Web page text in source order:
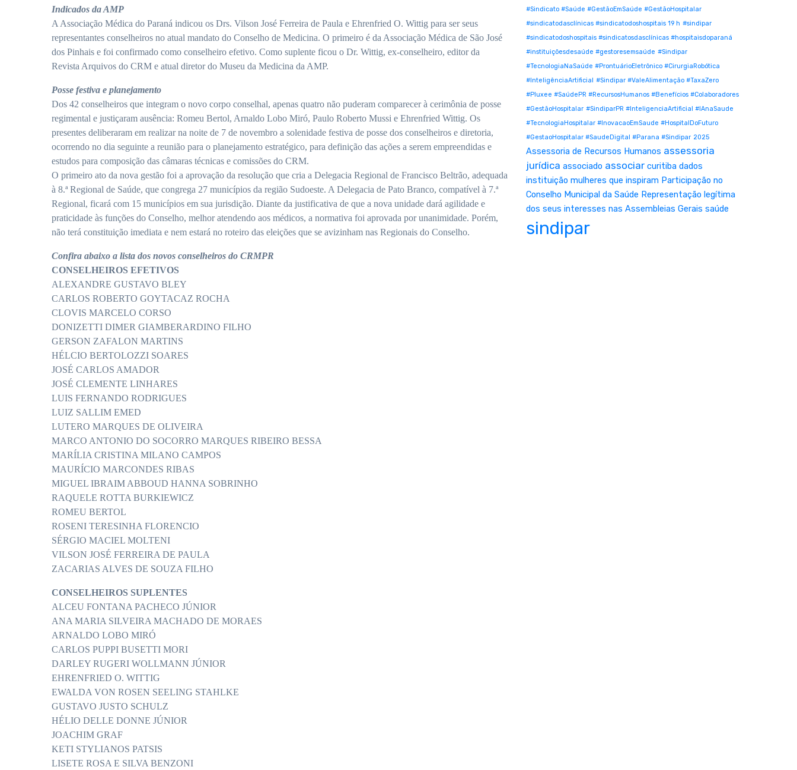
Indicados da AMP
A Associação Médica do Paraná indicou os Drs. Vilson José Ferreira de Paula e Ehrenfried O. Wittig para ser seus
representantes conselheiros no atual mandato do Conselho de Medicina. O primeiro é da Associação Médica de São José
dos Pinhais e foi confirmado como conselheiro efetivo. Como suplente ficou o Dr. Wittig, ex-conselheiro, editor da
Revista Arquivos do CRM e atual diretor do Museu da Medicina da AMP.
Posse festiva e planejamento
Dos 42 conselheiros que integram o novo corpo conselhal, apenas quatro não puderam comparecer à cerimônia de posse
regimental e justiçaram ausência: Romeu Bertol, Arnaldo Lobo Miró, Paulo Roberto Mussi e Ehrenfried Wittig. Os
presentes deliberaram em realizar na noite de 7 de novembro a solenidade festiva de posse dos conselheiros e diretoria,
ocorrendo no dia seguinte a reunião para o planejamento estratégico, para definição das ações a serem empreendidas e
estudos para composição das câmaras técnicas e comissões do CRM.
O primeiro ato da nova gestão foi a aprovação da resolução que cria a Delegacia Regional de Francisco Beltrão, adequada
à 8.ª Regional de Saúde, que congrega 27 municípios da região Sudoeste. A Delegacia de Pato Branco, compatível à 7.ª
Regional, ficará com 15 municípios em sua jurisdição. Diante da justificativa de que a nova unidade dará agilidade e
praticidade às funções do Conselho, melhor atendendo aos médicos, a normativa foi aprovada por unanimidade. Porém,
não terá constituição imediata e nem estará no roteiro das eleições que se avizinham nas Regionais do Conselho.
Confira abaixo a lista dos novos conselheiros do CRMPR
CONSELHEIROS EFETIVOS
ALEXANDRE GUSTAVO BLEY
CARLOS ROBERTO GOYTACAZ ROCHA
CLOVIS MARCELO CORSO
DONIZETTI DIMER GIAMBERARDINO FILHO
GERSON ZAFALON MARTINS
HÉLCIO BERTOLOZZI SOARES
JOSÉ CARLOS AMADOR
JOSÉ CLEMENTE LINHARES
LUIS FERNANDO RODRIGUES
LUIZ SALLIM EMED
LUTERO MARQUES DE OLIVEIRA
MARCO ANTONIO DO SOCORRO MARQUES RIBEIRO BESSA
MARÍLIA CRISTINA MILANO CAMPOS
MAURÍCIO MARCONDES RIBAS
MIGUEL IBRAIM ABBOUD HANNA SOBRINHO
RAQUELE ROTTA BURKIEWICZ
ROMEU BERTOL
ROSENI TERESINHA FLORENCIO
SÉRGIO MACIEL MOLTENI
VILSON JOSÉ FERREIRA DE PAULA
ZACARIAS ALVES DE SOUZA FILHO
CONSELHEIROS SUPLENTES
ALCEU FONTANA PACHECO JÚNIOR
ANA MARIA SILVEIRA MACHADO DE MORAES
ARNALDO LOBO MIRÓ
CARLOS PUPPI BUSETTI MORI
DARLEY RUGERI WOLLMANN JÚNIOR
EHRENFRIED O. WITTIG
EWALDA VON ROSEN SEELING STAHLKE
GUSTAVO JUSTO SCHULZ
HÉLIO DELLE DONNE JÚNIOR
JOACHIM GRAF
KETI STYLIANOS PATSIS
LISETE ROSA E SILVA BENZONI
#Sindicato #Saúde #GestãoEmSaúde #GestãoHospitalar
#sindicatodasclínicas #sindicatodoshospitais 19 h #sindipar
#sindicatodoshospitais #sindicatosdasclínicas #hospitaisdoparaná
#instituiçõesdesaúde #gestoresemsaúde #Sindipar
#TecnologiaNaSaúde #ProntuárioEletrônico #CirurgiaRobótica
#InteligênciaArtificial #Sindipar #ValeAlimentação #TaxaZero
#Pluxee #SaúdePR #RecursosHumanos #Benefícios #Colaboradores
#GestãoHospitalar #SindiparPR #InteligenciaArtificial #IAnaSaude
#TecnologiaHospitalar #InovacaoEmSaude #HospitalDoFuturo
#GestaoHospitalar #SaudeDigital #Parana #Sindipar 2025
Assessoria de Recursos Humanos assessoria
jurídica associado associar curitiba dados
instituição mulheres que inspiram Participação no
Conselho Municipal da Saúde Representação legítima
dos seus interesses nas Assembleias Gerais saúde
sindipar